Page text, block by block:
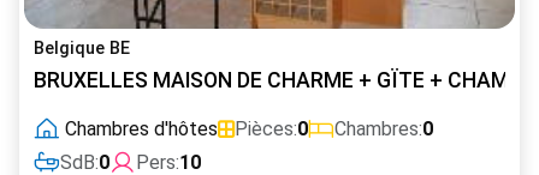
Belgique BE
BRUXELLES MAISON DE CHARME + GÏTE +
Chambres d'hôtes Pièces:0 Chambres:0
SdB:0 Pers:10